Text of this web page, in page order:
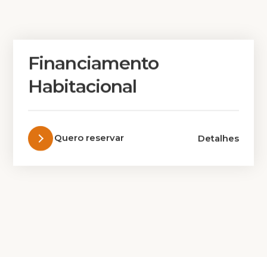
Financiamento
Habitacional
Quero reservar Detalhes